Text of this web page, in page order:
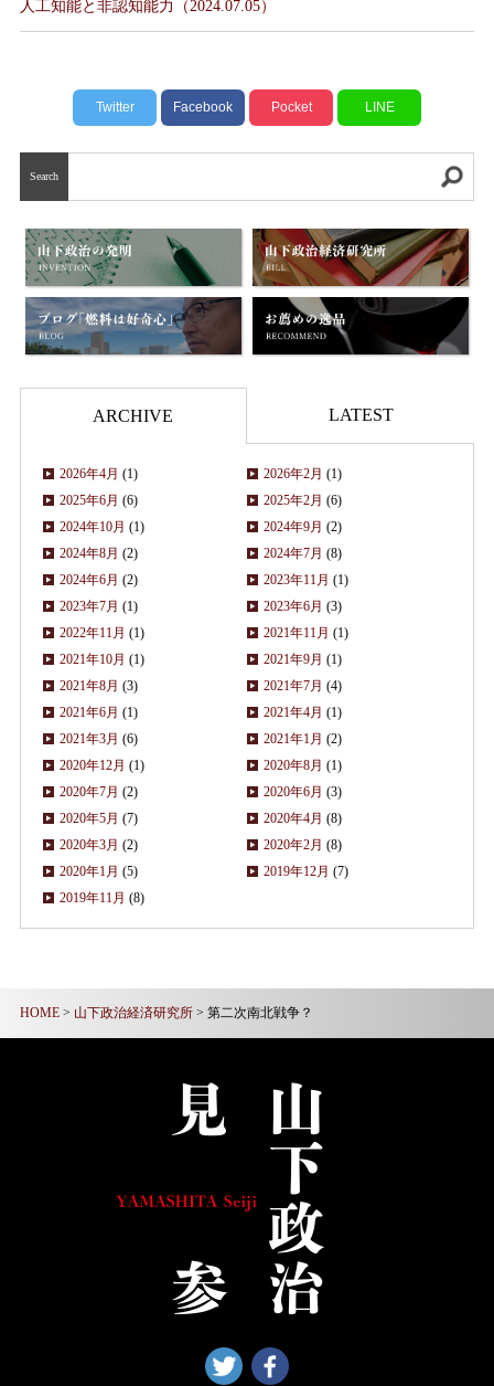
人工知能と非認知能力（2024.07.05）
Twitter Facebook Pocket LINE
Search
ARCHIVE LATEST
2026年4月 (1) 2026年2月 (1)
2025年6月 (6) 2025年2月 (6)
2024年10月 (1) 2024年9月 (2)
2024年8月 (2) 2024年7月 (8)
2024年6月 (2) 2023年11月 (1)
2023年7月 (1) 2023年6月 (3)
2022年11月 (1) 2021年11月 (1)
2021年10月 (1) 2021年9月 (1)
2021年8月 (3) 2021年7月 (4)
2021年6月 (1) 2021年4月 (1)
2021年3月 (6) 2021年1月 (2)
2020年12月 (1) 2020年8月 (1)
2020年7月 (2) 2020年6月 (3)
2020年5月 (7) 2020年4月 (8)
2020年3月 (2) 2020年2月 (8)
2020年1月 (5) 2019年12月 (7)
2019年11月 (8)
HOME> 山下政治経済研究所> 第二次南北戦争？